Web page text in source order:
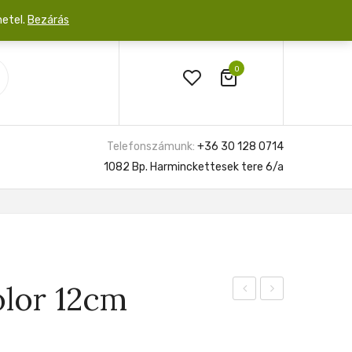
0
Telefonszámunk: +36 30 128 0714
1082 Bp. Harminckettesek tere 6/a
12cm
Bezárás